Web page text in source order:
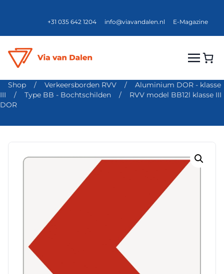
+31 035 642 1204 info@viavandalen.nl E-Magazine
Shop / Verkeersborden RVV /
Aluminium DOR - klasse
III
/ Type BB - Bochtschilden /
RVV model BB12l klasse III
DOR